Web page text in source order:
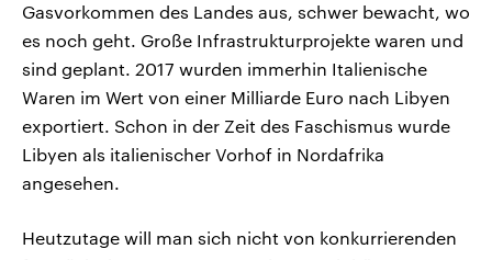
Gasvorkommen des Landes aus, schwer bewacht, wo
es noch geht. Große Infrastrukturprojekte waren und
sind geplant. 2017 wurden immerhin Italienische
Waren im Wert von einer Milliarde Euro nach Libyen
exportiert. Schon in der Zeit des Faschismus wurde
Libyen als italienischer Vorhof in Nordafrika
angesehen.
Heutzutage will man sich nicht von konkurrierenden